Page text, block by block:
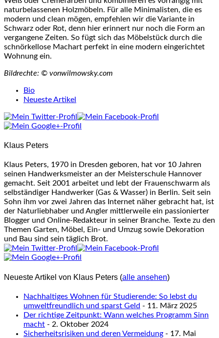
naturbelassenen Holzmöbeln. Für alle Minimalisten, die es
modern und clean mögen, empfehlen wir die Variante in
Schwarz oder Rot, denn hier erinnert nur noch die Form an
vergangene Zeiten. So fügt sich das Möbelstück durch die
schnörkellose Machart perfekt in eine modern eingerichtet
Wohnung ein.
Bildrechte: © vonwilmowsky.com
following
tabs
change
below.
Bio
Neueste Artikel
Klaus Peters
Klaus Peters, 1970 in Dresden geboren, hat vor 10 Jahren
seinen Handwerksmeister an der Meisterschule Hannover
gemacht. Seit 2001 arbeitet und lebt der Frauenschwarm als
selbständiger Handwerker (Gas & Wasser) in Berlin. Seit sein
Sohn ihm vor zwei Jahren das Internet näher gebracht hat, ist
der Naturliebhaber und Angler mittlerweile ein passionierter
Blogger und Online-Redakteur in seiner Branche. Texte zu den
Themen Garten, Möbel, Ein- und Umzug sowie Dekoration
und Bau sind sein täglich Brot.
Neueste Artikel von Klaus Peters (alle ansehen)
Nachhaltiges Wohnen für Studierende: So lebst du
umweltfreundlich und sparst Geld - 11. März 2025
Der richtige Zeitpunkt: Wann welches Programm Sinn
macht - 2. Oktober 2024
Sicherheitsrisiken und deren Vermeidung - 17. Mai